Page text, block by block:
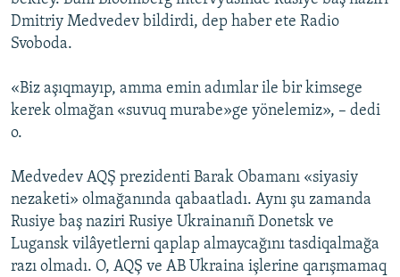
RFE/RS bütün saytları
Dmitriy Medvedev bildirdi, dep haber ete Radіo
Svoboda.
«Biz aşıqmayıp, amma emin adımlar ile bir kimsege
kerek olmağan «suvuq murabe»ge yönelemiz», – dedi
o.
Medvedev AQŞ prezidenti Barak Obamanı «siyasiy
nezaketi» olmağanında qabaatladı. Aynı şu zamanda
Rusiye baş naziri Rusiye Ukrainanıñ Donetsk ve
Lugansk vilâyetlerni qaplap almaycağını tasdiqalmağa
razı olmadı. O, AQŞ ve AB Ukraina işlerine qarışmamaq